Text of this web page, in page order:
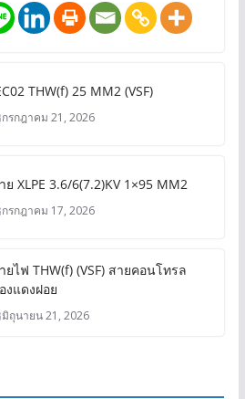
THW(f) 25 MM2 (VSF)
กรกฎาคม 21, 2026
ย XLPE 3.6/6(7.2)KV 1×95 MM2
กรกฎาคม 17, 2026
ยไฟ THW(f) (VSF) สายคอนโทรล
งแดงฝอย
มิถุนายน 21, 2026